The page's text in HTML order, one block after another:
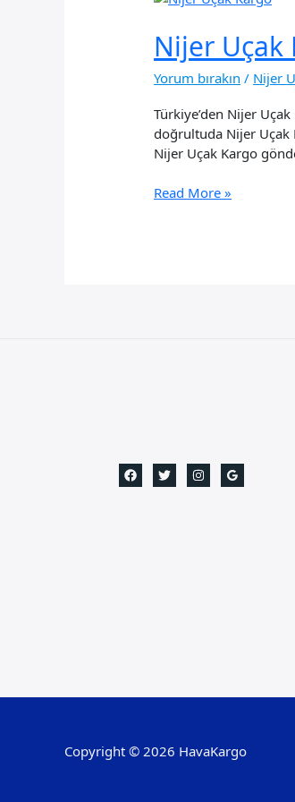
Nijer Uçak
Yorum bırakın / Nijer
Türkiye’den Nijer
doğrultuda Nijer Uçak
Nijer Uçak Kargo
Nijer
Read More »
Copyright © 2026 HavaKargo